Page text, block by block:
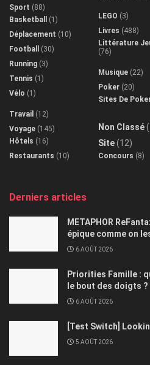
Sport (88)
Basketball
(1)
Déplacement (10)
Football
(30)
Running (3)
Tennis (1)
Vélo (1)
Travail (12)
Voyage (145)
Hôtels (16)
Restaurants (10)
LEGO (3)
Livres (488)
Littérature
(76)
Musique (22)
Poker (20)
Sites De
Non Classé
Site(12)
Concours (8)
Derniers articles
METAPHOR
épique comme on
6 AOÛT 2026
Priorities Famille :
le bout des doigts ?
6 AOÛT 2026
[Test Switch]
5 AOÛT 2026